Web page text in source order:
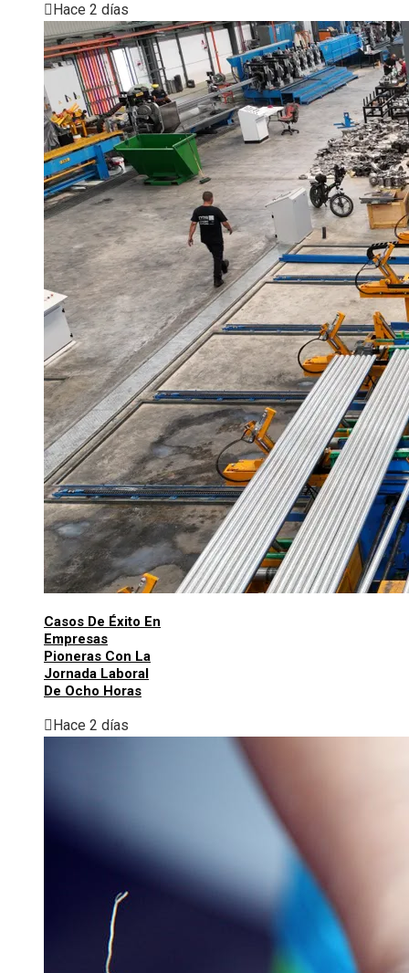
Hace 2 días
Casos De Éxito En
Empresas
Pioneras Con La
Jornada Laboral
De Ocho Horas
Hace 2 días